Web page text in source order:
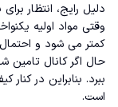
دلیل رایج، انتظار
وقتی مواد اولیه
کمتر می شود و
حال اگر کانال تامین
ببرد. بنابراین در
است.